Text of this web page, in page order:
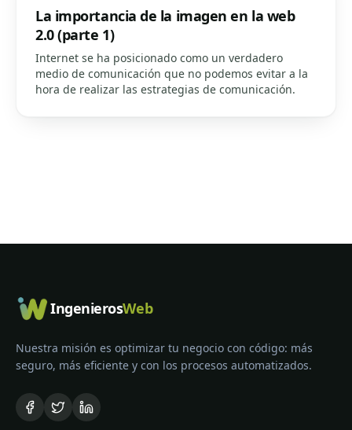
La importancia de la imagen en la web
2.0 (parte 1)
Internet se ha posicionado como un verdadero
medio de comunicación que no podemos evitar a la
hora de realizar las estrategias de comunicación.
IngenierosWeb
Nuestra misión es optimizar tu negocio con código: más
seguro, más eficiente y con los procesos automatizados.